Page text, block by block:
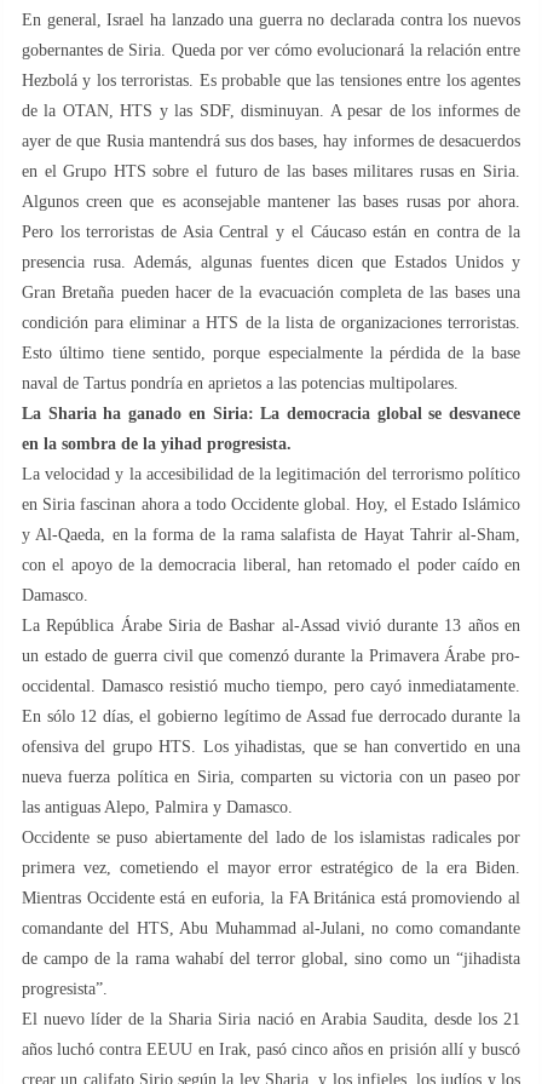
En general, Israel ha lanzado una guerra no declarada contra los nuevos
gobernantes de Siria. Queda por ver cómo evolucionará la relación entre
Hezbolá y los terroristas. Es probable que las tensiones entre los agentes
de la OTAN, HTS y las SDF, disminuyan. A pesar de los informes de
ayer de que Rusia mantendrá sus dos bases, hay informes de desacuerdos
en el Grupo HTS sobre el futuro de las bases militares rusas en Siria.
Algunos creen que es aconsejable mantener las bases rusas por ahora.
Pero los terroristas de Asia Central y el Cáucaso están en contra de la
presencia rusa. Además, algunas fuentes dicen que Estados Unidos y
Gran Bretaña pueden hacer de la evacuación completa de las bases una
condición para eliminar a HTS de la lista de organizaciones terroristas.
Esto último tiene sentido, porque especialmente la pérdida de la base
naval de Tartus pondría en aprietos a las potencias multipolares.
La Sharia ha ganado en Siria: La democracia global se desvanece
en la sombra de la yihad progresista.
La velocidad y la accesibilidad de la legitimación del terrorismo político
en Siria fascinan ahora a todo Occidente global. Hoy, el Estado Islámico
y Al-Qaeda, en la forma de la rama salafista de Hayat Tahrir al-Sham,
con el apoyo de la democracia liberal, han retomado el poder caído en
Damasco.
La República Árabe Siria de Bashar al-Assad vivió durante 13 años en
un estado de guerra civil que comenzó durante la Primavera Árabe pro-
occidental. Damasco resistió mucho tiempo, pero cayó inmediatamente.
En sólo 12 días, el gobierno legítimo de Assad fue derrocado durante la
ofensiva del grupo HTS. Los yihadistas, que se han convertido en una
nueva fuerza política en Siria, comparten su victoria con un paseo por
las antiguas Alepo, Palmira y Damasco.
Occidente se puso abiertamente del lado de los islamistas radicales por
primera vez, cometiendo el mayor error estratégico de la era Biden.
Mientras Occidente está en euforia, la FA Británica está promoviendo al
comandante del HTS, Abu Muhammad al-Julani, no como comandante
de campo de la rama wahabí del terror global, sino como un “jihadista
progresista”.
El nuevo líder de la Sharia Siria nació en Arabia Saudita, desde los 21
años luchó contra EEUU en Irak, pasó cinco años en prisión allí y buscó
crear un califato Sirio según la ley Sharia, y los infieles, los judíos y los